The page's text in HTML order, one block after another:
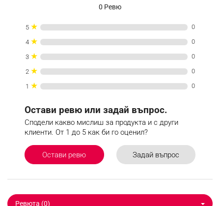
0 Ревю
5 ★ 0
4 ★ 0
3 ★ 0
2 ★ 0
1 ★ 0
Остави ревю или задай въпрос.
Сподели какво мислиш за продукта и с други
клиенти. От 1 до 5 как би го оценил?
Остави ревю Задай въпрос
Ревюта (0)